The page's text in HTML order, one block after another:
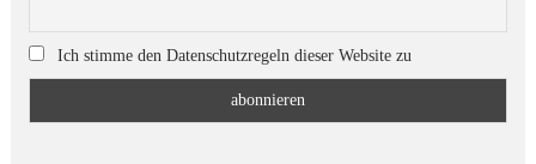
Ich stimme den Datenschutzregeln dieser Website zu